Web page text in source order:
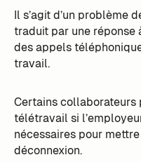
Il s’agit d’un problème
traduit par une réponse
des appels
travail.
Certains collaborateurs
télétravail si
nécessaires pour
déconnexion.